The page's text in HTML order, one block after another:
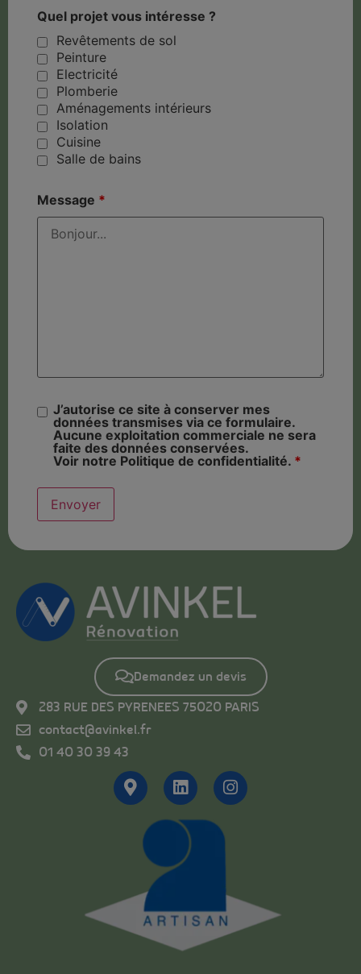
Quel projet vous intéresse ?
Revêtements de sol
Peinture
Electricité
Plomberie
Aménagements intérieurs
Isolation
Cuisine
Salle de bains
Message *
J’autorise ce site à conserver mes
données transmises via ce formulaire.
Aucune exploitation commerciale ne sera
faite des données conservées.
Voir notre Politique de confidentialité. *
Demandez un devis
283 RUE DES PYRENEES 75020 PARIS
contact@avinkel.fr
01 40 30 39 43